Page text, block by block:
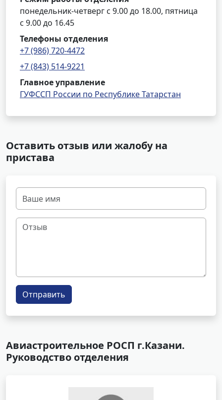
понедельник-четверг с 9.00 до 18.00, пятница
с 9.00 до 16.45
Телефоны отделения
+7 (986) 720-4472
+7 (843) 514-9221
Главное управление
ГУФССП России по Республике Татарстан
Оставить отзыв или жалобу на
пристава
Отправить
Авиастроительное РОСП г.Казани.
Руководство отделения